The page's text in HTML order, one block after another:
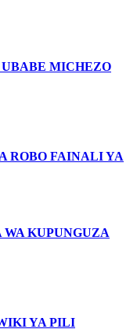
MICHEZO
ROBO FAINALI YA
KUPUNGUZA
YA PILI